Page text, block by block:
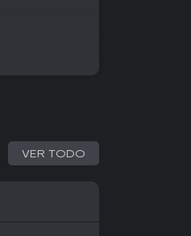
free-to-
A
VER TODO